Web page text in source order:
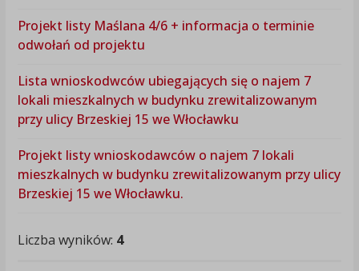
Projekt listy Maślana 4/6 + informacja o terminie
odwołań od projektu
Lista wnioskodwców ubiegających się o najem 7
lokali mieszkalnych w budynku zrewitalizowanym
przy ulicy Brzeskiej 15 we Włocławku
Projekt listy wnioskodawców o najem 7 lokali
mieszkalnych w budynku zrewitalizowanym przy ulicy
Brzeskiej 15 we Włocławku.
Liczba wyników: 4